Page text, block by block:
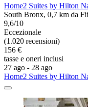
Home2 Suites by Hilton
South Bronx, 0,7 km da
9,6/10
Eccezionale
(1.020 recensioni)
156 €
tasse e oneri inclusi
27 ago - 28 ago
Home2 Suites by Hilton